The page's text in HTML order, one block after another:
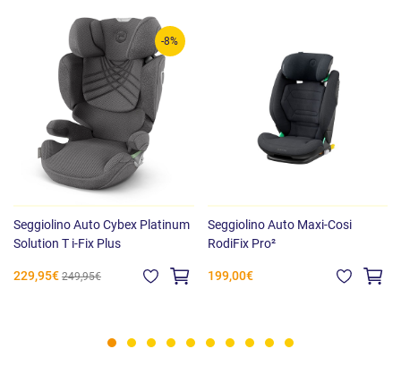
-8%
Seggiolino Auto Cybex Platinum
Solution T i-Fix Plus
229,95€ 249,95€
Seggiolino Auto Maxi-Cosi
RodiFix Pro²
199,00€